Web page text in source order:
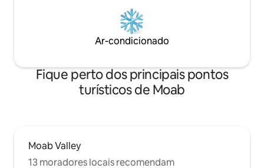
Ar-condicionado
Fique perto dos principais pontos
turísticos de Moab
Moab Valley
13 moradores locais recomendam